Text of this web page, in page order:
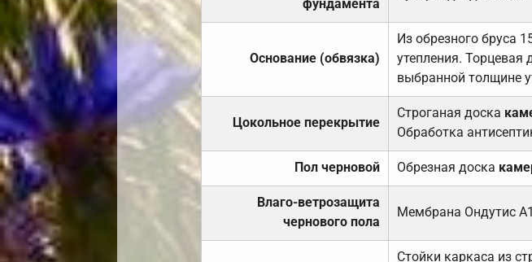
фундамента
Основание (обвязка)
Из обрезного бруса
утепления. Торцевая
выбранной толщине
Цокольное перекрытие
Строганая доска
Обработка
Пол черновой Обрезная доска
Влаго-ветрозащита
чернового пола
Мембрана Ондутис
Стойки каркаса из